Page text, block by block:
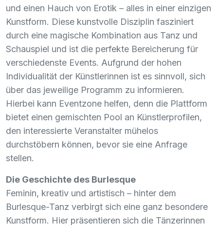
und einen Hauch von Erotik – alles in einer einzigen
Kunstform. Diese kunstvolle Disziplin fasziniert
durch eine magische Kombination aus Tanz und
Schauspiel und ist die perfekte Bereicherung für
verschiedenste Events. Aufgrund der hohen
Individualität der Künstlerinnen ist es sinnvoll, sich
über das jeweilige Programm zu informieren.
Hierbei kann Eventzone helfen, denn die Plattform
bietet einen gemischten Pool an Künstlerprofilen,
den interessierte Veranstalter mühelos
durchstöbern können, bevor sie eine Anfrage
stellen.
Die Geschichte des Burlesque
Feminin, kreativ und artistisch – hinter dem
Burlesque-Tanz verbirgt sich eine ganz besondere
Kunstform. Hier präsentieren sich die Tänzerinnen